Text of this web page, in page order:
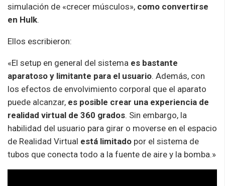
simulación de «crecer músculos», como convertirse
en Hulk.
Ellos escribieron:
«El setup en general del sistema es bastante
aparatoso y limitante para el usuario. Además, con
los efectos de envolvimiento corporal que el aparato
puede alcanzar, es posible crear una experiencia de
realidad virtual de 360 grados. Sin embargo, la
habilidad del usuario para girar o moverse en el espacio
de Realidad Virtual está limitado por el sistema de
tubos que conecta todo a la fuente de aire y la bomba.»